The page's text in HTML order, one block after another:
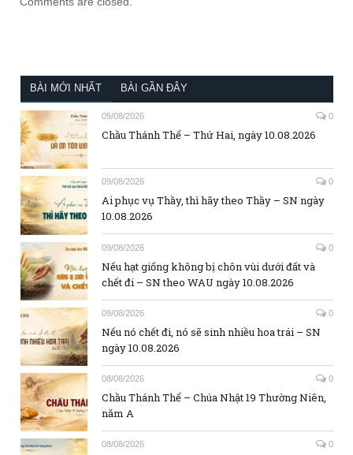
BÀI MỚI NHẤT BÀI GẦN ĐÂY
09/08/2026 0
Chầu Thánh Thể – Thứ Hai, ngày 10.08.2026
09/08/2026 0
Ai phục vụ Thầy, thì hãy theo Thầy – SN ngày
10.08.2026
09/08/2026 0
Nếu hạt giống không bị chôn vùi dưới đất và
chết đi – SN theo WAU ngày 10.08.2026
09/08/2026 0
Nếu nó chết đi, nó sẽ sinh nhiều hoa trái – SN
ngày 10.08.2026
08/08/2026 0
Chầu Thánh Thể – Chúa Nhật 19 Thường Niên,
năm A
08/08/2026 0